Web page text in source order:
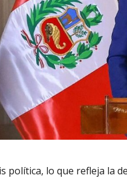
política, lo que refleja la